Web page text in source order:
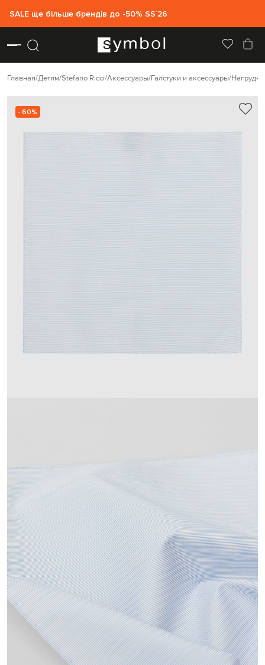
SALE ще більше брендів до -50% SS`26
Главная Детям Stefano Ricci Аксессуары Галстуки и аксессуары
- 60%